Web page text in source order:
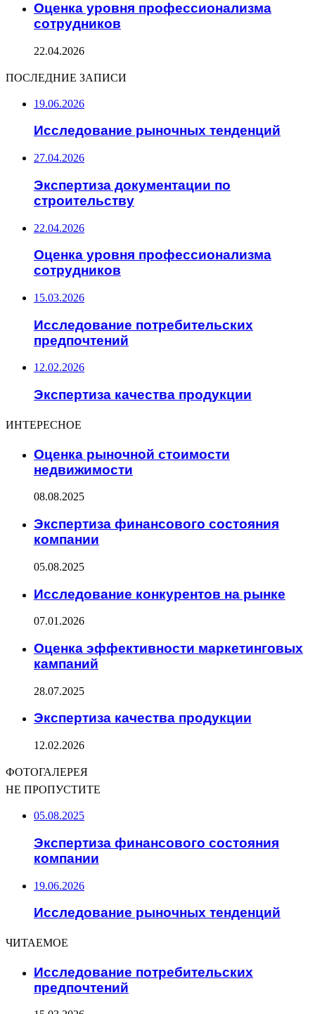
Оценка уровня профессионализма
сотрудников
22.04.2026
ПОСЛЕДНИЕ ЗАПИСИ
19.06.2026
Исследование рыночных тенденций
27.04.2026
Экспертиза документации по
строительству
22.04.2026
Оценка уровня профессионализма
сотрудников
15.03.2026
Исследование потребительских
предпочтений
12.02.2026
Экспертиза качества продукции
ИНТЕРЕСНОЕ
Оценка рыночной стоимости
недвижимости
08.08.2025
Экспертиза финансового состояния
компании
05.08.2025
Исследование конкурентов на рынке
07.01.2026
Оценка эффективности маркетинговых
кампаний
28.07.2025
Экспертиза качества продукции
12.02.2026
ФОТОГАЛЕРЕЯ
НЕ ПРОПУСТИТЕ
05.08.2025
Экспертиза финансового состояния
компании
19.06.2026
Исследование рыночных тенденций
ЧИТАЕМОЕ
Исследование потребительских
предпочтений